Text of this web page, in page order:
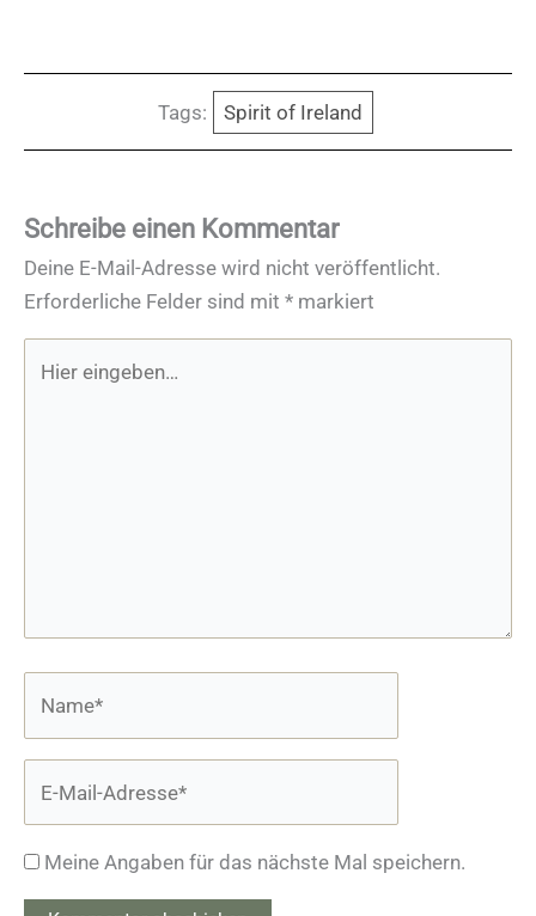
Tags: Spirit of Ireland
Schreibe einen Kommentar
Deine E-Mail-Adresse wird nicht veröffentlicht.
Erforderliche Felder sind mit * markiert
eingeben…
Mail-
Meine Angaben für das nächste Mal speichern.